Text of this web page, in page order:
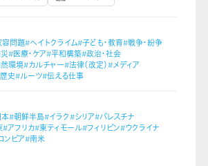
問題#ヘイトクライム#子ども・教育#戦争・紛争
#医療・ケア#平和構築#政治・社会
環境#カルチャー#法律（改定）#メディア
史#ルーツ#伝える仕事
#朝鮮半島#イラク#シリア#パレスチナ
#アフリカ#東ティモール#フィリピン#ウクライナ
ンビア#南米